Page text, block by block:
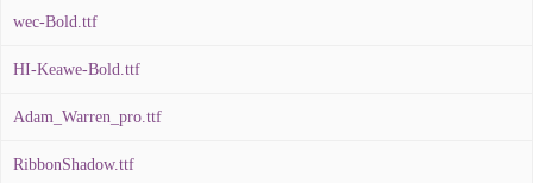
wec-Bold.ttf
HI-Keawe-Bold.ttf
Adam_Warren_pro.ttf
RibbonShadow.ttf